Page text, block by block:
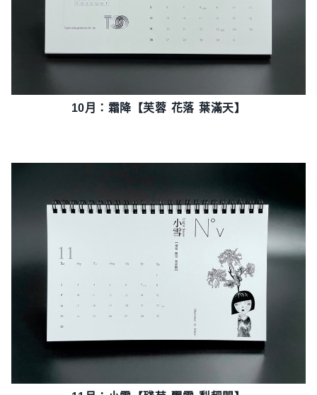
10月：霜降【芙蓉 花落 葉滿天】